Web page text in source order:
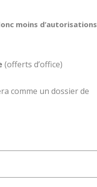
moins d’autorisations
(offerts d’office)
comme un dossier de